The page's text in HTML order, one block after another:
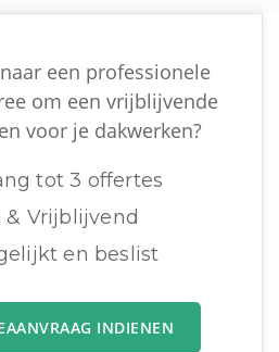
een professionele
om een vrijblijvende
voor je dakwerken?
tot 3 offertes
& Vrijblijvend
en beslist
INDIENEN